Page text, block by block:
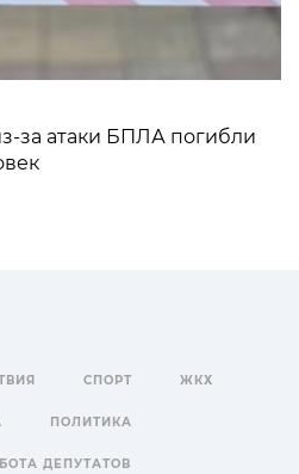
за атаки БПЛА погибли
СПОРТ ЖКХ
ПОЛИТИКА
ДЕПУТАТОВ